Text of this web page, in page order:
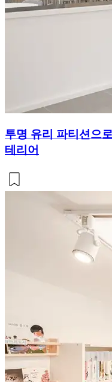
투명 유리 파티션으
테리어